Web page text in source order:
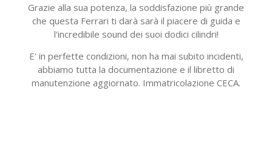
Grazie alla sua potenza, la soddisfazione più grande
che questa Ferrari ti darà sarà il piacere di guida e
l'incredibile sound dei suoi dodici cilindri!
E' in perfette condizioni, non ha mai subito incidenti,
abbiamo tutta la documentazione e il libretto di
manutenzione aggiornato. Immatricolazione CECA.